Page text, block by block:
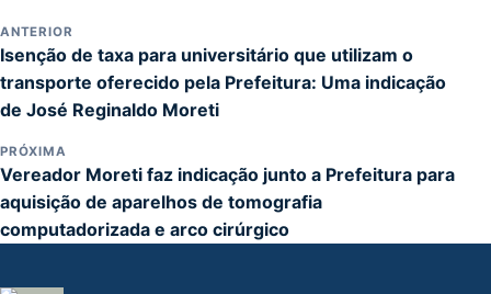
ANTERIOR
Isenção de taxa para universitário que utilizam o
transporte oferecido pela Prefeitura: Uma indicação
de José Reginaldo Moreti
PRÓXIMA
Vereador Moreti faz indicação junto a Prefeitura para
aquisição de aparelhos de tomografia
computadorizada e arco cirúrgico